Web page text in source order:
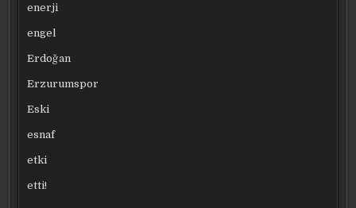
enerji
engel
Erdoğan
Erzurumspor
Eski
esnaf
etki
etti!